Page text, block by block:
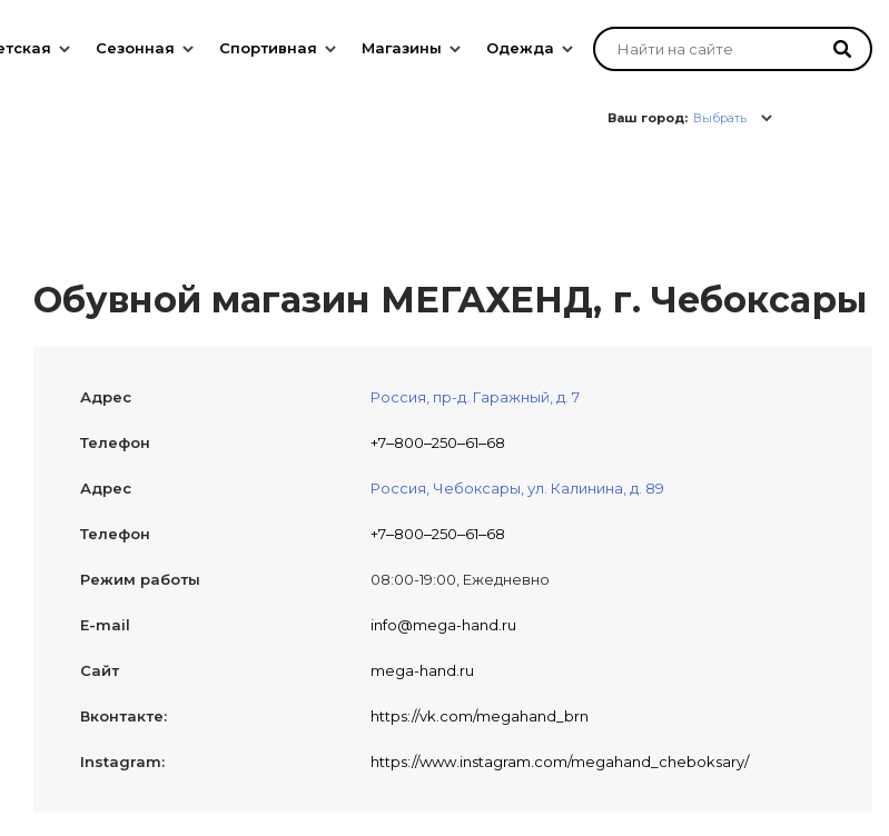
Сезонная Спортивная Магазины Одежда
Ваш город: Выбрать
Обувной магазин МЕГАХЕНД, г. Чебоксары
Адрес Россия, пр-д. Гаражный, д. 7
Телефон +7‒800‒250‒61‒68
Адрес Россия, Чебоксары, ул. Калинина, д. 89
Телефон +7‒800‒250‒61‒68
Режим работы 08:00-19:00, Ежедневно
E-mail info@mega-hand.ru
Сайт mega-hand.ru
Вконтакте: https://vk.com/megahand_brn
Instagram: https://www.instagram.com/megahand_cheboksary/